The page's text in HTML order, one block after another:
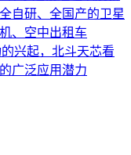
自研、全国产的卫星
、空中出租车
兴起，北斗天芯看
广泛应用潜力